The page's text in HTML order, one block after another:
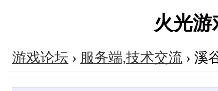
火光
游戏论坛 › 服务端,技术交流› 溪